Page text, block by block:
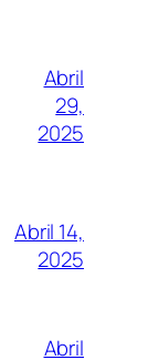
Abril
29,
2025
Abril 14,
2025
Abril